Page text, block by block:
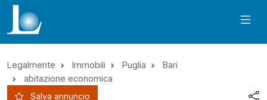
Legalmente Immobili Puglia
Bari
abitazione economica
Salva annuncio